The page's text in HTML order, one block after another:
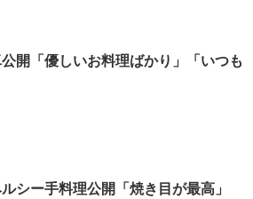
開「優しいお料理ばかり」「いつも
シー手料理公開「焼き目が最高」